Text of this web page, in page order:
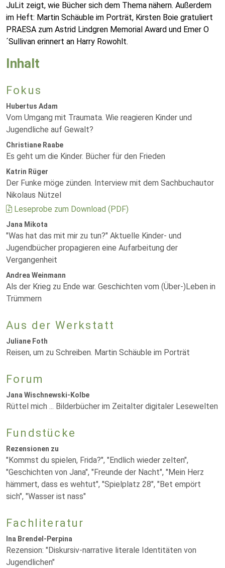
JuLit zeigt, wie Bücher sich dem Thema nähern. Außerdem
im Heft: Martin Schäuble im Porträt, Kirsten Boie gratuliert
PRAESA zum Astrid Lindgren Memorial Award und Emer O
´Sullivan erinnert an Harry Rowohlt.
Inhalt
Fokus
Hubertus Adam
Vom Umgang mit Traumata. Wie reagieren Kinder und
Jugendliche auf Gewalt?
Christiane Raabe
Es geht um die Kinder. Bücher für den Frieden
Katrin Rüger
Der Funke möge zünden. Interview mit dem Sachbuchautor
Nikolaus Nützel
Leseprobe zum Download (PDF)
Jana Mikota
"Was hat das mit mir zu tun?" Aktuelle Kinder- und
Jugendbücher propagieren eine Aufarbeitung der
Vergangenheit
Andrea Weinmann
Als der Krieg zu Ende war. Geschichten vom (Über-)Leben in
Trümmern
Aus der Werkstatt
Juliane Foth
Reisen, um zu Schreiben. Martin Schäuble im Porträt
Forum
Jana Wischnewski-Kolbe
Rüttel mich ... Bilderbücher im Zeitalter digitaler Lesewelten
Fundstücke
Rezensionen zu
"Kommst du spielen, Frida?", "Endlich wieder zelten",
"Geschichten von Jana", "Freunde der Nacht", "Mein Herz
hämmert, dass es wehtut", "Spielplatz 28", "Bet empört
sich", "Wasser ist nass"
Fachliteratur
Ina Brendel-Perpina
Rezension: "Diskursiv-narrative literale Identitäten von
Jugendlichen"